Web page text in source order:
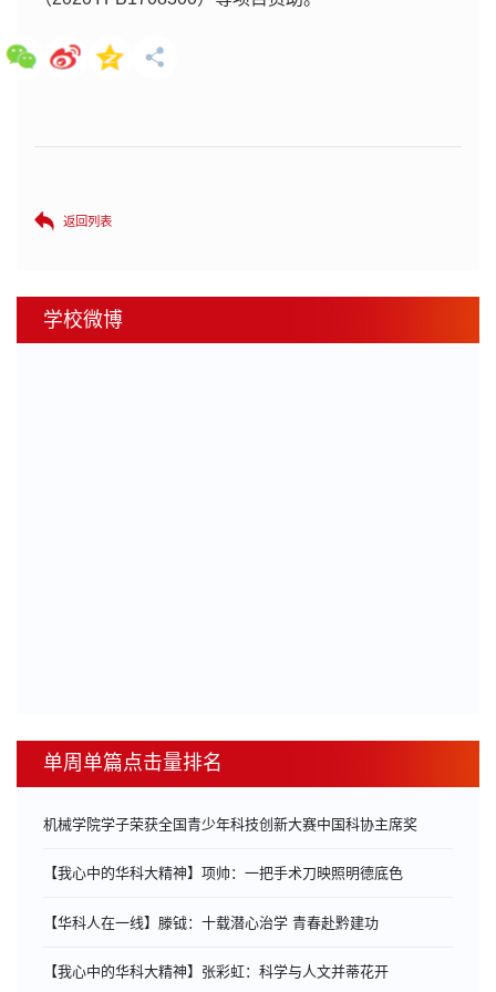
返回列表
学校微博
单周单篇点击量排名
机械学院学子荣获全国青少年科技创新大赛中国科协主席奖
【我心中的华科大精神】项帅：一把手术刀映照明德底色
【华科人在一线】滕钺：十载潜心治学 青春赴黔建功
【我心中的华科大精神】张彩虹：科学与人文并蒂花开